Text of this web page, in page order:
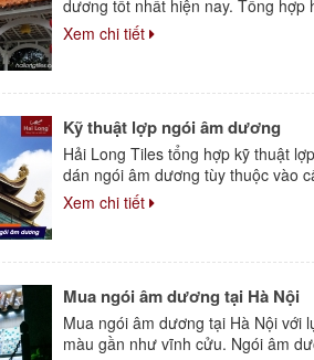
dương tốt nhất hiện nay. Tổng
Xem chi tiết
Kỹ thuật lợp ngói âm dương
Hải Long Tiles tổng hợp kỹ thuật
dán ngói âm dương tùy thuộc vào
Xem chi tiết
Mua ngói âm dương tại Hà Nội
Mua ngói âm dương tại Hà Nội với
màu gần như vĩnh cửu. Ngói âm